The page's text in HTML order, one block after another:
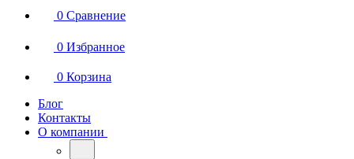
0 Сравнение
0 Избранное
0 Корзина
Блог
Контакты
О компании